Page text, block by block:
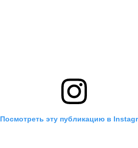
Посмотреть эту публикацию в